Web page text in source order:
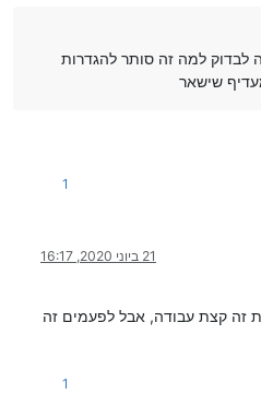
למה זה סותר להגדרות
שישאר
1
21 ביוני 2020, 16:17
זה קצת עבודה, אבל לפעמים זה
1